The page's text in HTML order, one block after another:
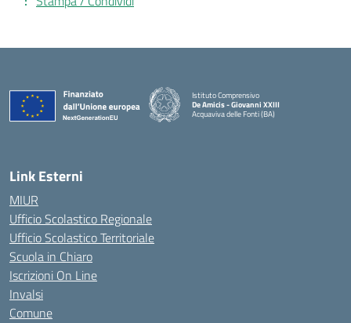
Istituto Comprensivo
De Amicis - Giovanni XXIII
Acquaviva delle Fonti (BA)
— Visita la pagina iniziale della scuola
Link Esterni
MIUR
Ufficio Scolastico Regionale
Ufficio Scolastico Territoriale
Scuola in Chiaro
Iscrizioni On Line
Invalsi
Comune